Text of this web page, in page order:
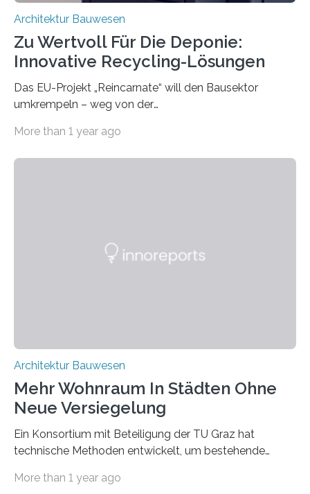
Architektur Bauwesen
Zu Wertvoll Für Die Deponie:
Innovative Recycling-Lösungen
Das EU-Projekt „Reincarnate“ will den Bausektor
umkrempeln – weg von der
Kreislaufwirtschaft Bei dem schwedischen
Datenbank erfasst sind, neue Baustoffe kreiert werden.
More than 1 year ago
Architektur Bauwesen
Mehr Wohnraum In Städten Ohne
Neue Versiegelung
Ein Konsortium mit Beteiligung der TU Graz hat
technische Methoden entwickelt, um bestehende
Holzkonstruktionen auf nachhaltige Weise
More than 1 year ago